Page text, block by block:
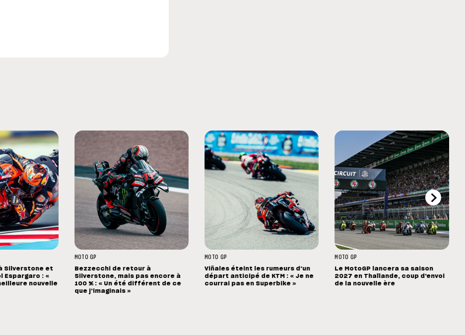
Silverstone et
Espargaro : «
nouvelle
MOTO GP
Bezzecchi de retour à
Silverstone, mais pas encore à
100 % : « Un été différent de ce
que j'imaginais »
MOTO GP
Viñales éteint les rumeurs d'un
départ anticipé de KTM : « Je ne
courrai pas en Superbike »
MOTO GP
Le MotoGP lancera sa saison
2027 en Thaïlande, coup d'envoi
de la nouvelle ère